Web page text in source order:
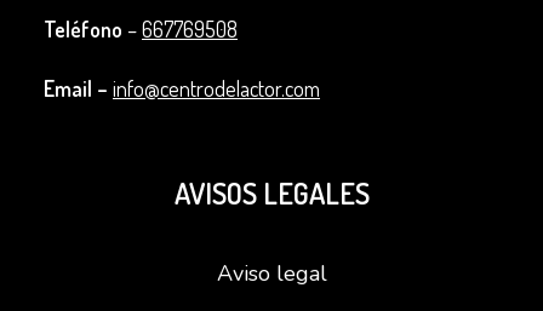
Teléfono –667769508
Email – info@centrodelactor.com
AVISOS LEGALES
Aviso legal